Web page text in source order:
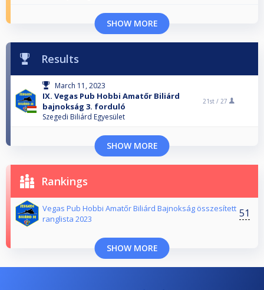
SHOW MORE
Results
March 11, 2023
IX. Vegas Pub Hobbi Amatőr Biliárd
bajnokság 3. forduló
Szegedi Biliárd Egyesület
21st / 27
SHOW MORE
Rankings
Vegas Pub Hobbi Amatőr Biliárd Bajnokság összesített
ranglista 2023
51
SHOW MORE